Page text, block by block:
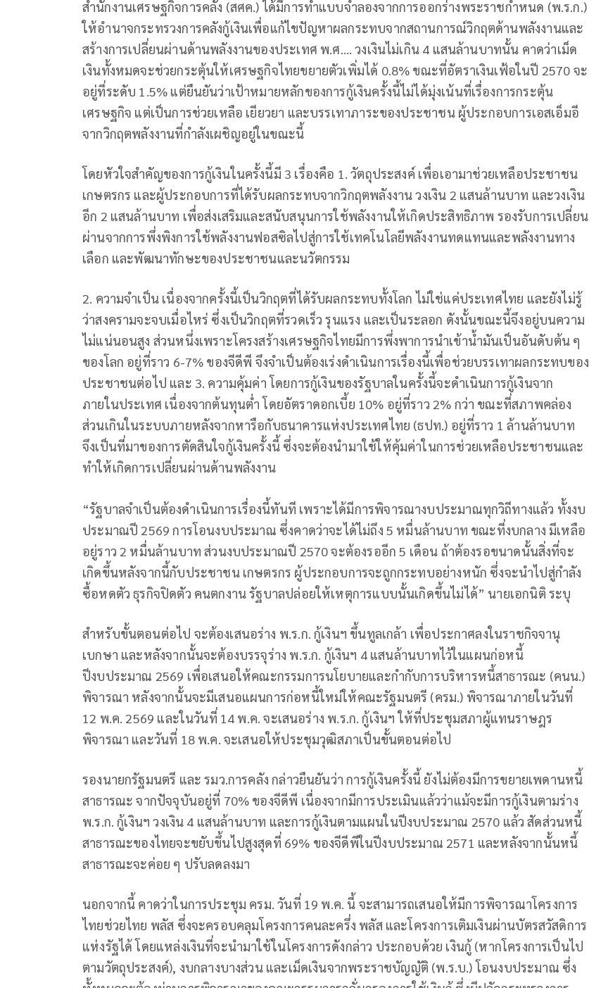
สำนักงานเศรษฐกิจการคลัง (สศค.) ได้มีการทำแบบจำลองจากการออกร่างพระราชกำหนด (พ.ร.ก.)
ให้อำนาจกระทรวงการคลังกู้เงินเพื่อแก้ไขปัญหาผลกระทบจากสถานการณ์วิกฤตด้านพลังงานและ
สร้างการเปลี่ยนผ่านด้านพลังงานของประเทศ พ.ศ…. วงเงินไม่เกิน 4 แสนล้านบาทนั้น คาดว่าเม็ด
เงินทั้งหมดจะช่วยกระตุ้นให้เศรษฐกิจไทยขยายตัวเพิ่มได้ 0.8% ขณะที่อัตราเงินเฟ้อในปี 2570 จะ
อยู่ที่ระดับ 1.5% แต่ยืนยันว่าเป้าหมายหลักของการกู้เงินครั้งนี้ไม่ได้มุ่งเน้นที่เรื่องการกระตุ้น
เศรษฐกิจ แต่เป็นการช่วยเหลือ เยียวยา และบรรเทาภาระของประชาชน ผู้ประกอบการเอสเอ็มอี
จากวิกฤตพลังงานที่กำลังเผชิญอยู่ในขณะนี้
โดยหัวใจสำคัญของการกู้เงินในครั้งนี้มี 3 เรื่องคือ 1. วัตถุประสงค์ เพื่อเอามาช่วยเหลือประชาชน
เกษตรกร และผู้ประกอบการที่ได้รับผลกระทบจากวิกฤตพลังงาน วงเงิน 2 แสนล้านบาท และวงเงิน
อีก 2 แสนล้านบาท เพื่อส่งเสริมและสนับสนุนการใช้พลังงานให้เกิดประสิทธิภาพ รองรับการเปลี่ยน
ผ่านจากการพึ่งพิงการใช้พลังงานฟอสซิลไปสู่การใช้เทคโนโลยีพลังงานทดแทนและพลังงานทาง
เลือก และพัฒนาทักษะของประชาชนและนวัตกรรม
2. ความจำเป็น เนื่องจากครั้งนี้เป็นวิกฤตที่ได้รับผลกระทบทั้งโลก ไม่ใช่แค่ประเทศไทย และยังไม่รู้
ว่าสงครามจะจบเมื่อไหร่ ซึ่งเป็นวิกฤตที่รวดเร็ว รุนแรง และเป็นระลอก ดังนั้นขณะนี้จึงอยู่บนความ
ไม่แน่นอนสูง ส่วนหนึ่งเพราะโครงสร้างเศรษฐกิจไทยมีการพึ่งพาการนำเข้าน้ำมันเป็นอันดับต้น ๆ
ของโลก อยู่ที่ราว 6-7% ของจีดีพี จึงจำเป็นต้องเร่งดำเนินการเรื่องนี้เพื่อช่วยบรรเทาผลกระทบของ
ประชาชนต่อไป และ 3. ความคุ้มค่า โดยการกู้เงินของรัฐบาลในครั้งนี้จะดำเนินการกู้เงินจาก
ภายในประเทศ เนื่องจากต้นทุนต่ำ โดยอัตราดอกเบี้ย 10% อยู่ที่ราว 2% กว่า ขณะที่สภาพคล่อง
ส่วนเกินในระบบภายหลังจากหารือกับธนาคารแห่งประเทศไทย (ธปท.) อยู่ที่ราว 1 ล้านล้านบาท
จึงเป็นที่มาของการตัดสินใจกู้เงินครั้งนี้ ซึ่งจะต้องนำมาใช้ให้คุ้มค่าในการช่วยเหลือประชาชนและ
ทำให้เกิดการเปลี่ยนผ่านด้านพลังงาน
“รัฐบาลจำเป็นต้องดำเนินการเรื่องนี้ทันที เพราะได้มีการพิจารณางบประมาณทุกวิถีทางแล้ว ทั้งงบ
ประมาณปี 2569 การโอนงบประมาณ ซึ่งคาดว่าจะได้ไม่ถึง 5 หมื่นล้านบาท ขณะที่งบกลาง มีเหลือ
อยู่ราว 2 หมื่นล้านบาท ส่วนงบประมาณปี 2570 จะต้องรออีก 5 เดือน ถ้าต้องรอขนาดนั้นสิ่งที่จะ
เกิดขึ้นหลังจากนี้กับประชาชน เกษตรกร ผู้ประกอบการจะถูกกระทบอย่างหนัก ซึ่งจะนำไปสู่กำลัง
ซื้อหดตัว ธุรกิจปิดตัว คนตกงาน รัฐบาลปล่อยให้เหตุการแบบนั้นเกิดขึ้นไม่ได้” นายเอกนิติ ระบุ
สำหรับขั้นตอนต่อไป จะต้องเสนอร่าง พ.ร.ก. กู้เงินฯ ขึ้นทูลเกล้า เพื่อประกาศลงในราชกิจจานุ
เบกษา และหลังจากนั้นจะต้องบรรจุร่าง พ.ร.ก. กู้เงินฯ 4 แสนล้านบาทไว้ในแผนก่อหนี้
ปีงบประมาณ 2569 เพื่อเสนอให้คณะกรรมการนโยบายและกำกับการบริหารหนี้สาธารณะ (คนน.)
พิจารณา หลังจากนั้นจะมีเสนอแผนการก่อหนี้ใหม่ให้คณะรัฐมนตรี (ครม.) พิจารณาภายในวันที่
12 พ.ค. 2569 และในวันที่ 14 พ.ค. จะเสนอร่าง พ.ร.ก. กู้เงินฯ ให้ที่ประชุมสภาผู้แทนราษฎร
พิจารณา และวันที่ 18 พ.ค. จะเสนอให้ประชุมวุฒิสภาเป็นขั้นตอนต่อไป
รองนายกรัฐมนตรี และ รมว.การคลัง กล่าวยืนยันว่า การกู้เงินครั้งนี้ ยังไม่ต้องมีการขยายเพดานหนี้
สาธารณะ จากปัจจุบันอยู่ที่ 70% ของจีดีพี เนื่องจากมีการประเมินแล้วว่าแม้จะมีการกู้เงินตามร่าง
พ.ร.ก. กู้เงิน​ฯ วงเงิน 4 แสนล้านบาท และการกู้เงินตามแผนในปีงบประมาณ 2570 แล้ว สัดส่วนหนี้
สาธารณะของไทยจะขยับขึ้นไปสูงสุดที่ 69% ของจีดีพีในปีงบประมาณ 2571 และหลังจากนั้นหนี้
สาธารณะจะค่อย ๆ ปรับลดลงมา
นอกจากนี้ คาดว่าในการประชุม ครม. วันที่ 19 พ.ค. นี้ จะสามารถเสนอให้มีการพิจารณาโครงการ
ไทยช่วยไทย พลัส ซึ่งจะครอบคลุมโครงการคนละครึ่ง พลัส และโครงการเติมเงินผ่านบัตรสวัสดิการ
แห่งรัฐได้ โดยแหล่งเงินที่จะนำมาใช้ในโครงการดังกล่าว ประกอบด้วย เงินกู้ (หากโครงการเป็นไป
ตามวัตถุประสงค์), งบกลางบางส่วน และเม็ดเงินจากพระราชบัญญัติ (พ.ร.บ.) โอนงบประมาณ ซึ่ง